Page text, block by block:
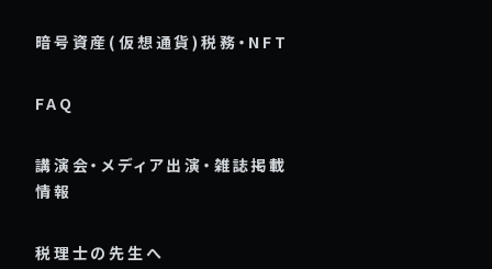
暗号資産(仮想通貨)税務・NFT
FAQ
講演会・メディア出演・雑誌掲載
情報
税理士の先生へ